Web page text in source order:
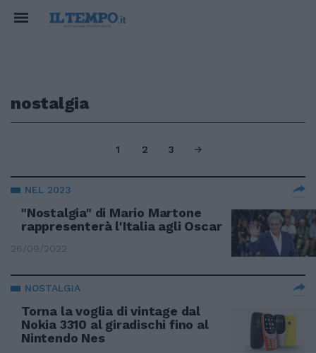
nostalgia
1 2 3
NEL 2023
"Nostalgia" di Mario Martone
rappresenterà l'Italia agli Oscar
26/09/2022
NOSTALGIA
Torna la voglia di vintage dal
Nokia 3310 al giradischi fino al
Nintendo Nes